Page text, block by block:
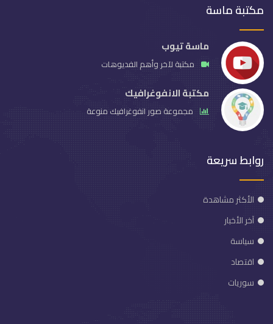
مكتبة ماسة
ماسة تيوب
مكتبة لآخر وأهم الفديوهات
مكتبة الانفوغرافيك
مجموعة صور انفوغرافيك منوعة
روابط سريعة
الأكثر مشاهدة
آخر الأخبار
سياسة
اقتصاد
سوريات